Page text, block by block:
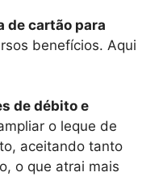
de cartão para
benefícios. Aqui
de débito e
o leque de
aceitando tanto
o que atrai mais